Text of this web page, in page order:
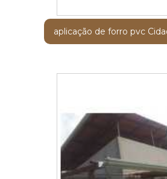
aplicação de forro pvc